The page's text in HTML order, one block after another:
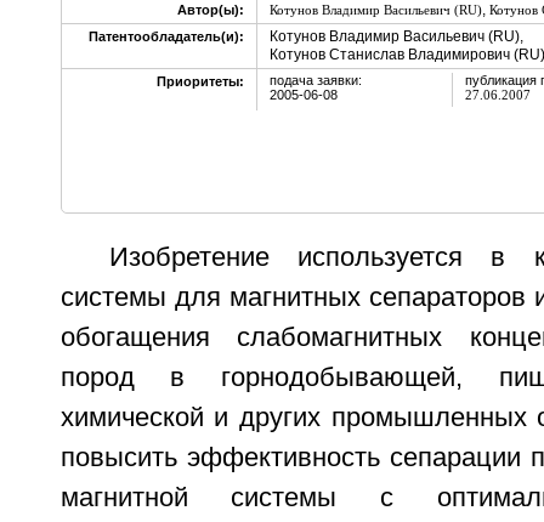
Автор(ы): Котунов Владимир Васильевич (RU), Котунов
Патентообладатель(и):
Котунов Владимир Васильевич (RU),
Котунов Станислав Владимирович (RU)
Приоритеты:
подача заявки:
2005-06-08
публикация
27.06.2007
Изобретение используется в
системы для магнитных сепараторов
обогащения слабомагнитных
пород в горнодобывающей,
химической и других промышленных
повысить эффективность сепарации
магнитной системы с